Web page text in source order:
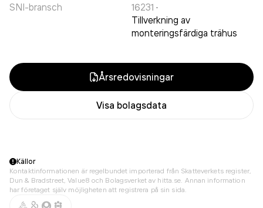
SNI-bransch 16231 ·
Tillverkning av
monteringsfärdiga trähus
Årsredovisningar
Visa bolagsdata
Källor
Kontaktinformationen är regelbundet importerad från Skatteverkets register,
Dun & Bradstreet, Value8 och Bolagsverket av hitta.se. Annan information
har företaget själv möjligheten att registrera på sin sida.